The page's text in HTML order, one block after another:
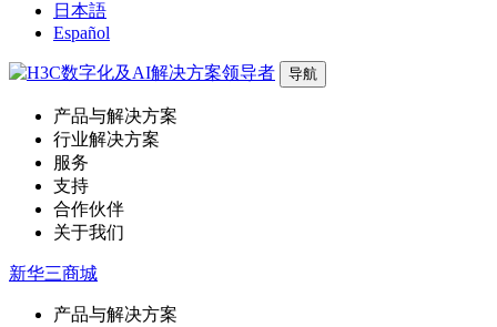
日本語
Español
导航
产品与解决方案
行业解决方案
服务
支持
合作伙伴
关于我们
新华三商城
产品与解决方案